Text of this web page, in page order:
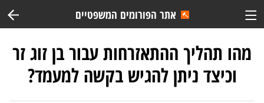
אתר הפורומים המשפטיים
מהו תהליך ההתאזרחות עבור בן זוג זר
וכיצד ניתן להגיש בקשה למעמד?